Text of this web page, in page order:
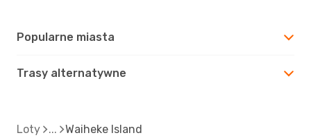
Popularne miasta
Trasy alternatywne
Loty Waiheke Island